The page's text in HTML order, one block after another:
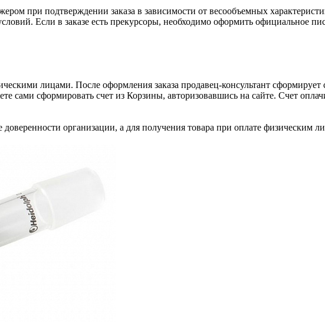
при подтверждении заказа в зависимости от весообъемных
Если в заказе есть прекурсоры, необходимо оформить официальное
лицами. После оформления заказа продавец-консультант
сами сформировать счет из Корзины, авторизовавшись на сайте. Счет
организации, а для получения товара при оплате физическим